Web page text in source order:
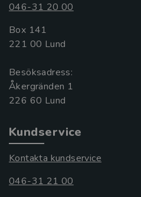
046-31 20 00
Box 141
221 00 Lund
Besöksadress:
Åkergränden 1
Kundservice
Kontakta kundservice
046-31 21 00